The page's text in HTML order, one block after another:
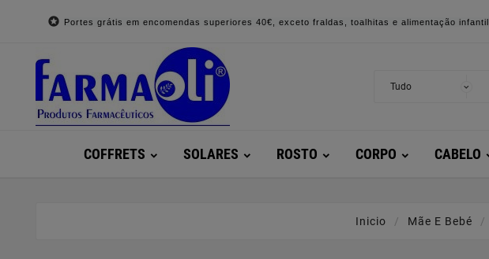
 Portes grátis em encomendas superiores 40€, exceto fraldas, toalhitas e alimentação infantil.
COFFRETS SOLARES ROSTO CORPO CABELO
Inicio Mãe E Bebé